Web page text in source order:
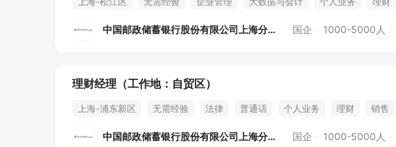
中国邮政储蓄银行股份有限公司上海分行 国企 1000-5000人
理财经理（工作地：自贸区）
上海-浦东新区 无需经验 法律 普通话 个人业务 理财 销售
中国邮政储蓄银行股份有限公司上海分行 国企 1000-5000人